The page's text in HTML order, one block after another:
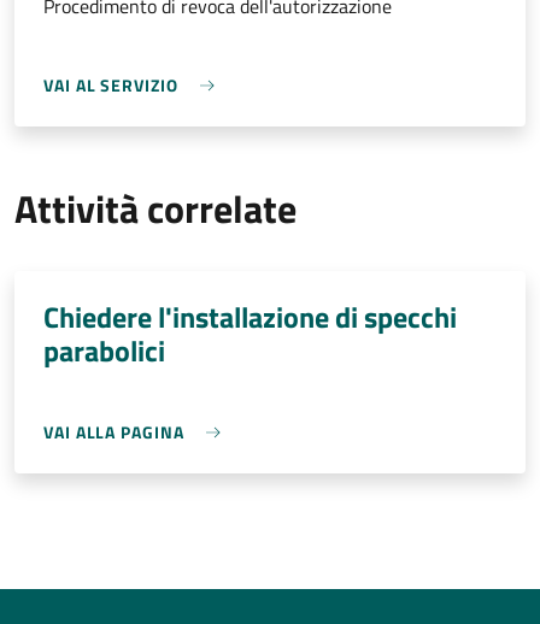
Procedimento di revoca dell'autorizzazione
VAI AL SERVIZIO
Attività correlate
Chiedere l'installazione di specchi
parabolici
VAI ALLA PAGINA